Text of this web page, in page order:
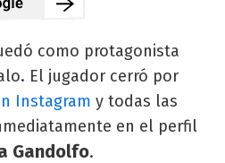
como protagonista
El jugador cerró por
Instagram y todas las
en el perfil
Gandolfo.